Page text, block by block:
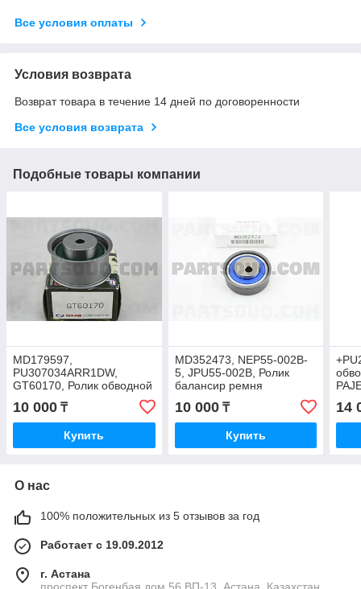
Все условия оплаты
Условия возврата
Возврат товара в течение 14 дней по договоренности
Все условия возврата
Подобные товары компании
MD179597,
PU307034ARR1DW,
GT60170, Ролик обводной
MITSUBISHI GALANT
EA5A V6 24v 1996-2003,
GMB
10 000 ₸
Купить
MD352473, NEP55-002B-
5, JPU55-002B, Ролик
балансир ремня
MITSUBISHI OUTLANDER
V-2.4, 4G69 CU4W, CU5W,
GALANT DJ1A, NTN
10 000₸
Купить
14
О нас
100% положительных из 5 отзывов за год
Работает с 19.09.2012
г. Астана